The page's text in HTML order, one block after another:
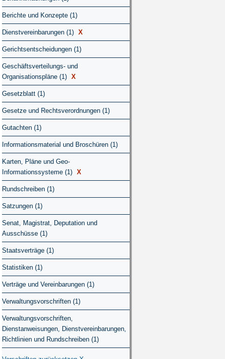
Berichte und Konzepte (1)
Dienstvereinbarungen (1) X
Gerichtsentscheidungen (1)
Geschäftsverteilungs- und
Organisationspläne (1) X
Gesetzblatt (1)
Gesetze und Rechtsverordnungen (1)
Gutachten (1)
Informationsmaterial und Broschüren (1)
Karten, Pläne und Geo-
Informationssysteme (1) X
Rundschreiben (1)
Satzungen (1)
Senat, Magistrat, Deputation und
Ausschüsse (1)
Staatsverträge (1)
Statistiken (1)
Verträge und Vereinbarungen (1)
Verwaltungsvorschriften (1)
Verwaltungsvorschriften,
Dienstanweisungen, Dienstvereinbarungen,
Richtlinien und Rundschreiben (1)